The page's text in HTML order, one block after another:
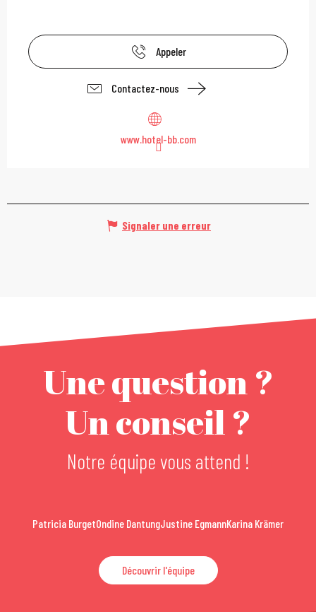
Appeler
Contactez-nous
www.hotel-bb.com
Signaler une erreur
Une question ?
Un conseil ?
Notre équipe vous attend !
Patricia BurgetOndine DantungJustine EgmannKarina Krämer
Découvrir l'équipe